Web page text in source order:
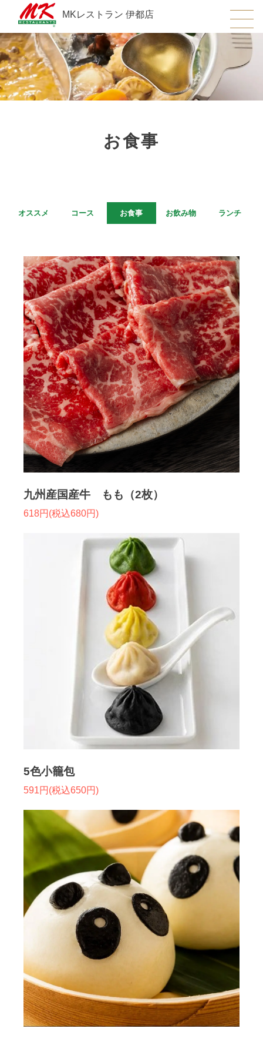
MKレストラン 伊都店
お食事
オススメ コース お食事 お飲み物 ランチ
九州産国産牛 もも（2枚）
618円(税込680円)
5色小籠包
591円(税込650円)